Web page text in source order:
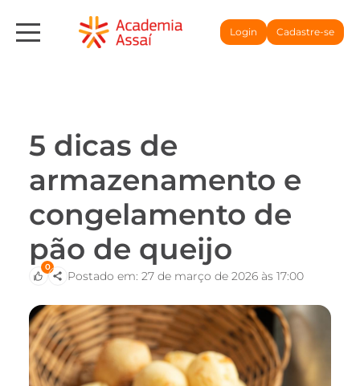
Login Cadastre-se
5 dicas de
armazenamento e
congelamento de
pão de queijo
0
Postado em: 27 de março de 2026 às 17:00